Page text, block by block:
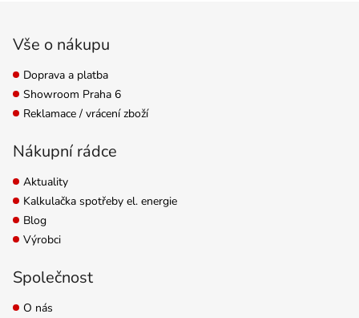
Vše o nákupu
Doprava a platba
Showroom Praha 6
Reklamace / vrácení zboží
Nákupní rádce
Aktuality
Kalkulačka spotřeby el. energie
Blog
Výrobci
Společnost
O nás